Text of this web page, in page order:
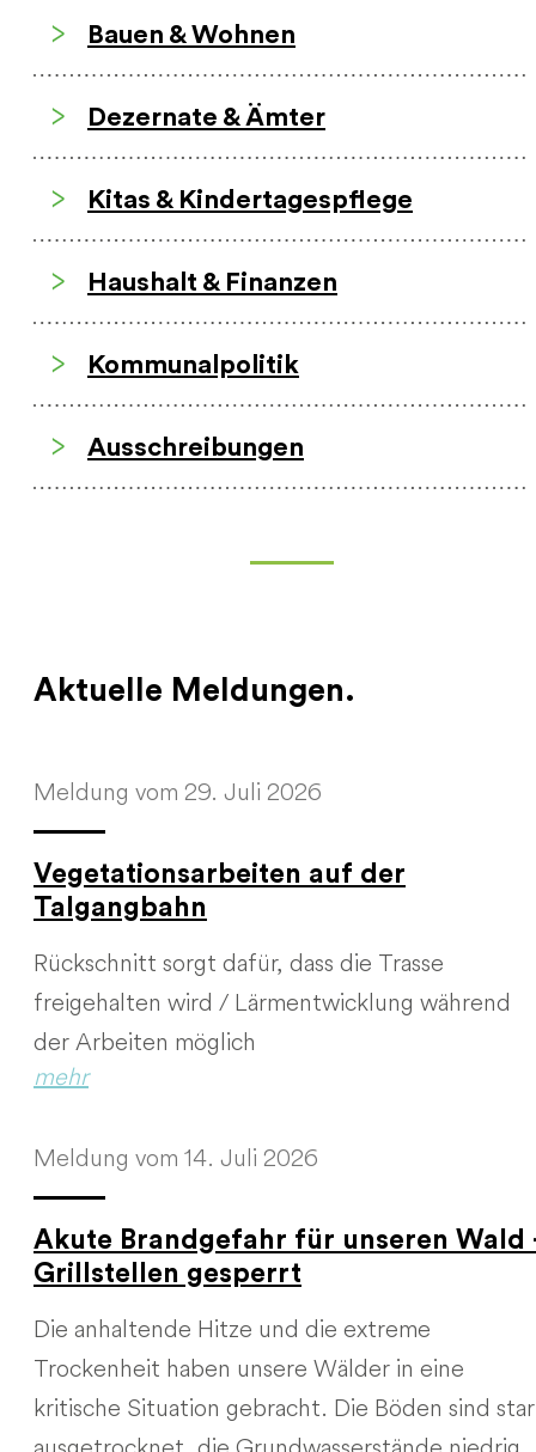
Bauen & Wohnen
Dezernate & Ämter
Kitas & Kindertagespflege
Haushalt & Finanzen
Kommunalpolitik
Ausschreibungen
Aktuelle Meldungen.
Meldung vom 29. Juli 2026
Vegetationsarbeiten auf der
Talgangbahn
Rückschnitt sorgt dafür, dass die Trasse
freigehalten wird / Lärmentwicklung während
der Arbeiten möglich
mehr
Meldung vom 14. Juli 2026
Akute Brandgefahr für unseren Wald
Grillstellen gesperrt
Die anhaltende Hitze und die extreme
Trockenheit haben unsere Wälder in eine
kritische Situation gebracht. Die Böden sind